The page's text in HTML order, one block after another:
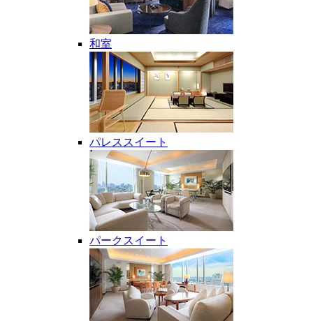
和室
パレススイート
パークスイート